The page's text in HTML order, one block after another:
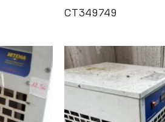
CT349749